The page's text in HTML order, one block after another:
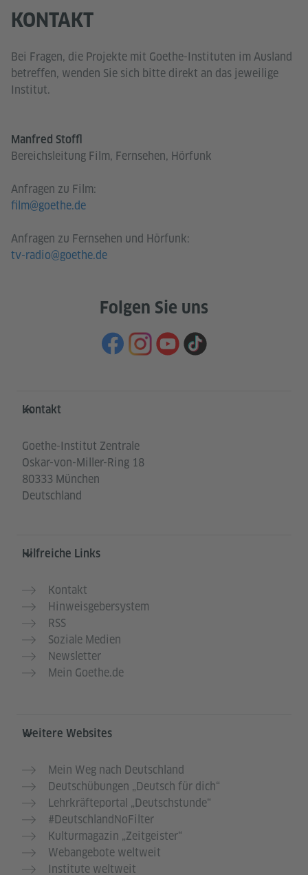
KONTAKT
Bei Fragen, die Projekte mit Goethe-Instituten im Ausland
betreffen, wenden Sie sich bitte direkt an das jeweilige
Institut.
Manfred Stoffl
Bereichsleitung Film, Fernsehen, Hörfunk
Anfragen zu Film:
film@goethe.de
Anfragen zu Fernsehen und Hörfunk:
tv-radio@goethe.de
Folgen Sie uns
Service- und Informationsbereich
Kontakt
Goethe-Institut Zentrale
Oskar-von-Miller-Ring 18
80333 München
Deutschland
Hilfreiche Links
Kontakt
Hinweisgebersystem
RSS
Soziale Medien
Newsletter
Mein Goethe.de
Weitere Websites
Mein Weg nach Deutschland
Deutschübungen „Deutsch für dich“
Lehrkräfteportal „Deutschstunde“
#DeutschlandNoFilter
Kulturmagazin „Zeitgeister“
Webangebote weltweit
Institute weltweit